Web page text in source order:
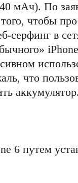
мАч). По
чтобы
серфинг в
что
6 путем